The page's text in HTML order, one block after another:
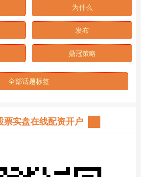
为什么
发布
鼎冠策略
全部话题标签
票实盘在线配资开户